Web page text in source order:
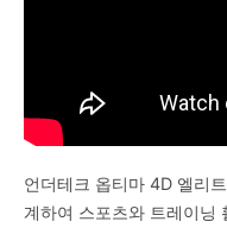
언더테크 옵티마 4D 엘리
계하여 스포츠와 트레이닝